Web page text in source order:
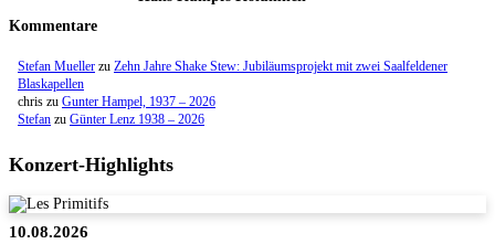
Kommentare
Stefan Mueller zu Zehn Jahre Shake Stew: Jubiläumsprojekt mit zwei Saalfeldener
Blaskapellen
chris zu Gunter Hampel, 1937 – 2026
Stefan zu Günter Lenz 1938 – 2026
Konzert-Highlights
10.08.2026